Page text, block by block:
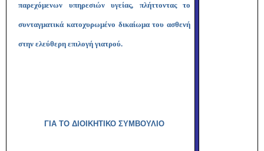
παρεχόμενων υπηρεσιών υγείας, πλήττοντας το
συνταγματικά κατοχυρωμένο δικαίωμα του ασθενή
στην ελεύθερη επιλογή γιατρού.
ΓΙΑ ΤΟ ΔΙΟΙΚΗΤΙΚΟ ΣΥΜΒΟΥΛΙΟ